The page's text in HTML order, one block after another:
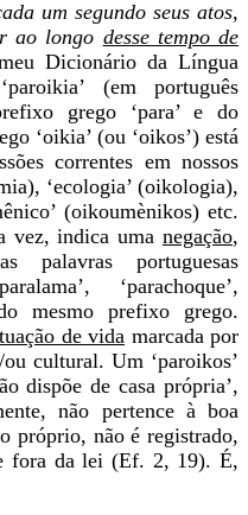
um segundo seus atos,
ao longo desse tempo de
Dicionário da Língua
(em português
grego ‘para’ e do
‘oikia’ (ou ‘oikos’) está
correntes em nossos
‘ecologia’ (oikologia),
(oikoumènikos) etc.
vez, indica uma negação,
palavras portuguesas
‘parachoque’,
mesmo prefixo grego.
de vida marcada por
cultural. Um ‘paroikos’
dispõe de casa própria’,
não pertence à boa
próprio, não é registrado,
fora da lei (Ef. 2, 19). É,